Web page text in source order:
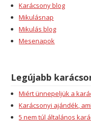
Karácsony blog
Mikulásnap
Mikulás blog
Mesenapok
Legújabb
Miért ünnepeljük a
Karácsonyi ajándék,
5 nem túl általános